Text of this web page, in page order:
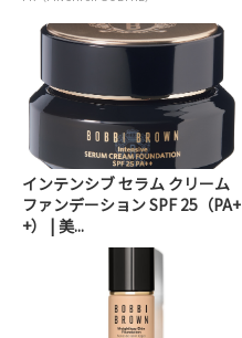
インテンシブ セラム クリーム
ファンデーション SPF 25（PA+
+） | 美...